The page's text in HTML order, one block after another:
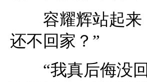
容耀辉站起来，
还不回家？”
“我真后侮没回